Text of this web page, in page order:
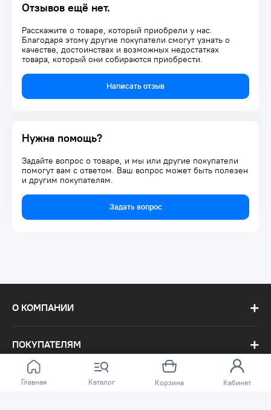
Главная Каталог Корзина Кабинет
Отзывов ещё нет.
Расскажите о товаре, который приобрели у нас.
Благодаря этому другие покупатели смогут узнать о
качестве, достоинствах и возможных недостатках
товара, который они собираются приобрести.
Написать отзыв
Нужна помощь?
Задайте вопрос о товаре, и мы или другие покупатели
помогут вам с ответом. Ваш вопрос может быть полезен
и другим покупателям.
Задать вопрос
О КОМПАНИИ
ПОКУПАТЕЛЯМ